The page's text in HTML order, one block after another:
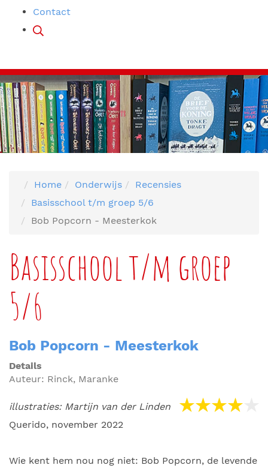
Contact
Home Onderwijs
Recensies
Basisschool t/m groep 5/6
Bob Popcorn - Meesterkok
Basisschool t/m groep
5/6
Bob Popcorn - Meesterkok
Details
Auteur: Rinck, Maranke
illustraties: Martijn van der Linden
Querido, november 2022
Wie kent hem nou nog niet: Bob Popcorn, de levende